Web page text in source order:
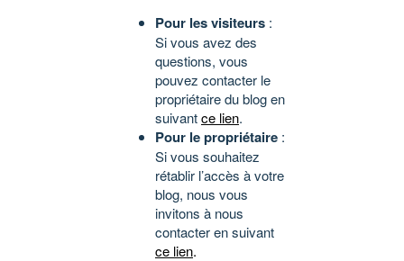
Pour les visiteurs :
Si vous avez des
questions, vous
pouvez contacter le
propriétaire du blog en
suivantce lien.
Pour le propriétaire :
Si vous souhaitez
rétablir l’accès à votre
blog, nous vous
invitons à nous
contacter en suivant
ce lien.